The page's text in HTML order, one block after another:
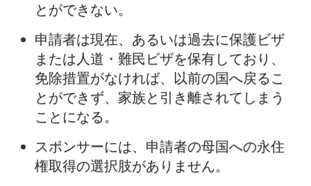
とができない。
申請者は現在、あるいは過去に保護ビザ
または人道・難民ビザを保有しており、
免除措置がなければ、以前の国へ戻るこ
とができず、家族と引き離されてしまう
ことになる。
スポンサーには、申請者の母国への永住
権取得の選択肢がありません。